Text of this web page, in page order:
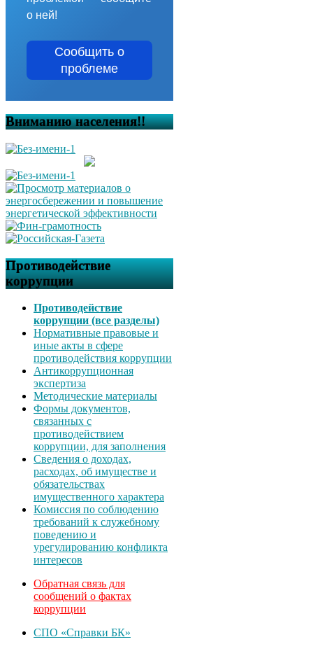
о ней!
Сообщить о
проблеме
Вниманию населения!!
Противодействие
коррупции
Противодействие
коррупции (все разделы)
Нормативные правовые и
иные акты в сфере
противодействия коррупции
Антикоррупционная
экспертиза
Методические материалы
Формы документов,
связанных с
противодействием
коррупции, для заполнения
Сведения о доходах,
расходах, об имуществе и
обязательствах
имущественного характера
Комиссия по соблюдению
требований к служебному
поведению и
урегулированию конфликта
интересов
Обратная связь для
сообщений о фактах
коррупции
СПО «Справки БК»